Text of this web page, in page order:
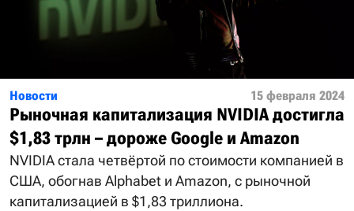
Новости 15 февраля 2024
Рыночная капитализация NVIDIA достигла
$1,83 трлн – дороже Google и Amazon
NVIDIA стала четвёртой по стоимости компанией в
США, обогнав Alphabet и Amazon, с рыночной
капитализацией в $1,83 триллиона.